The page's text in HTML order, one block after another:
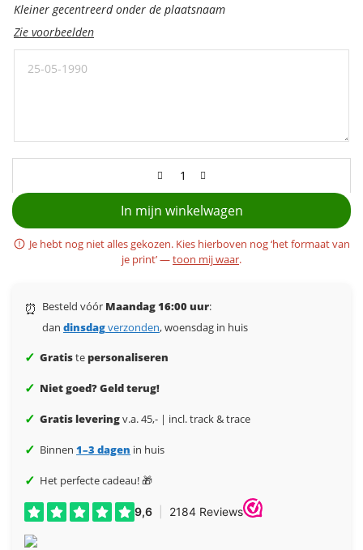
personaliseer
met
een
ondertitel
Kleiner gecentreerd onder de plaatsnaam
Zie voorbeelden
In mijn winkelwagen
Je hebt nog niet alles gekozen. Kies hierboven nog ‘het formaat van
je print’ —toon mij waar.
⏰ Besteld vóór Maandag 16:00 uur:
dan dinsdagverzonden, woensdag in huis
✓ Gratistepersonaliseren
✓ Niet goed? Geld terug!
✓ Gratis leveringv.a. 45,- | incl. track & trace
✓ Binnen 1–3 dagen in huis
✓ Het perfecte cadeau! 🎁